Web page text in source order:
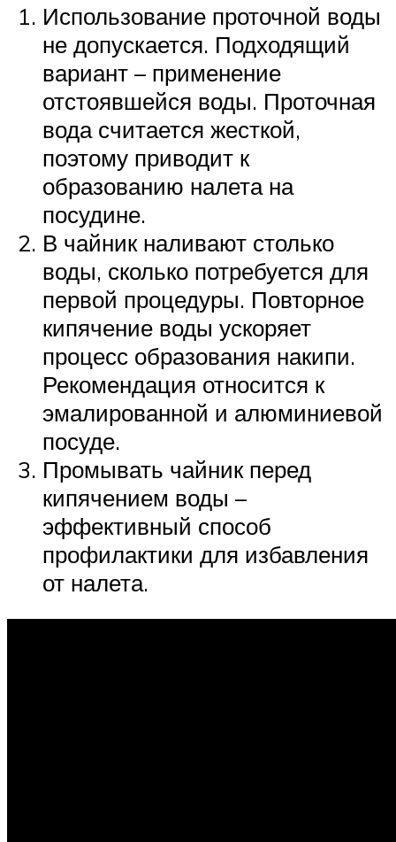
Использование проточной воды
не допускается. Подходящий
вариант – применение
отстоявшейся воды. Проточная
вода считается жесткой,
поэтому приводит к
образованию налета на
посудине.
В чайник наливают столько
воды, сколько потребуется для
первой процедуры. Повторное
кипячение воды ускоряет
процесс образования накипи.
Рекомендация относится к
эмалированной и алюминиевой
посуде.
Промывать чайник перед
кипячением воды –
эффективный способ
профилактики для избавления
от налета.